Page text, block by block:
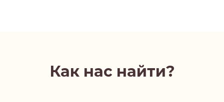
Как нас найти?